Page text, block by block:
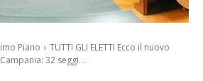
Piano
TUTTI GLI ELETTI Ecco il nuovo
32 seggi...